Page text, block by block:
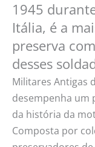
1945
Itália, é a
preserva
desses
Militares Antigas
desempenha um
da história da
Composta por